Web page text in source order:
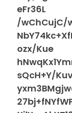
eFr36L
/wChCujC/
ozx/Kue
sQcH+Y/